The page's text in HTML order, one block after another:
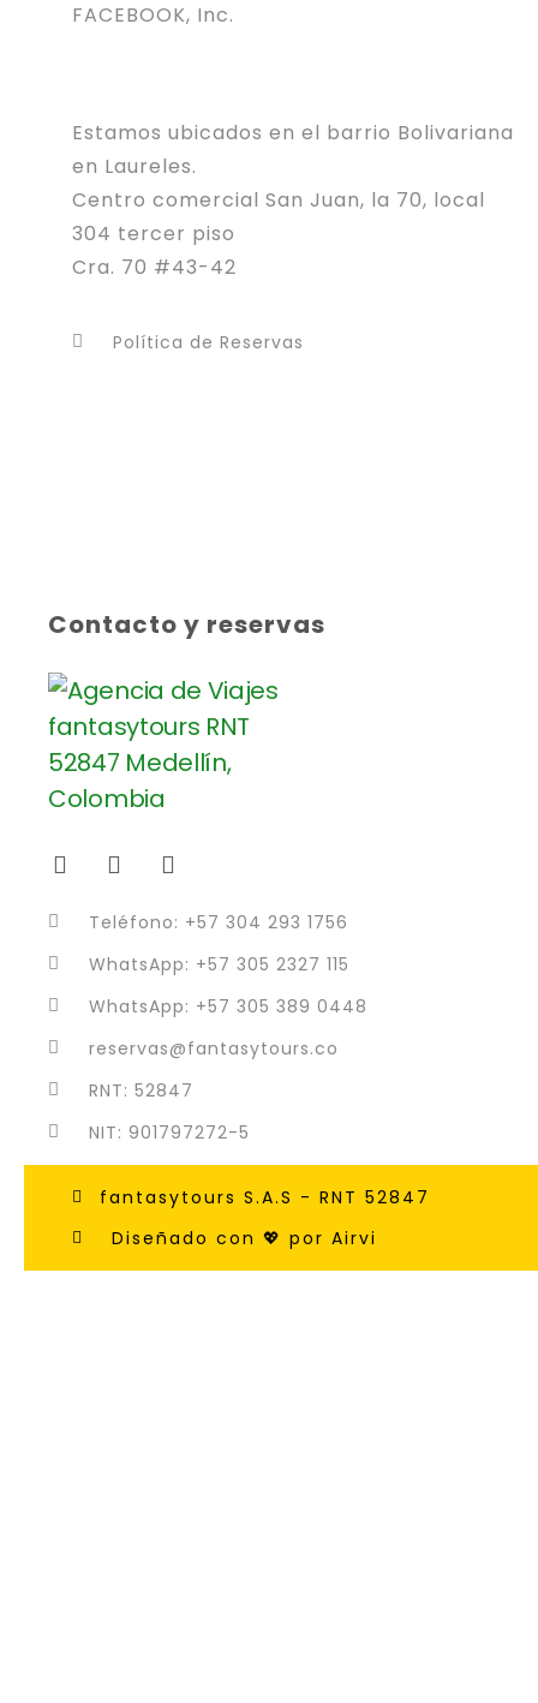
FACEBOOK, Inc.
Estamos ubicados en el barrio Bolivariana
en Laureles.
Centro comercial San Juan, la 70, local
304 tercer piso
Cra. 70 #43-42
Política de Reservas
Contacto y reservas
Teléfono: +57 304 293 1756
WhatsApp: +57 305 2327 115
WhatsApp: +57 305 389 0448
reservas@fantasytours.co
RNT: 52847
NIT: 901797272-5
fantasytours S.A.S - RNT 52847
Diseñado con 💖 por Airvi